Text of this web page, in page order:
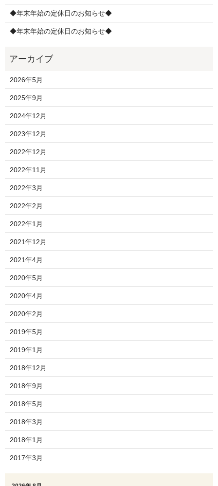
◆年末年始の定休日のお知らせ◆
◆年末年始の定休日のお知らせ◆
2026年5月
2025年9月
2024年12月
2023年12月
2022年12月
2022年11月
2022年3月
2022年2月
2022年1月
2021年12月
2021年4月
2020年5月
2020年4月
2020年2月
2019年5月
2019年1月
2018年12月
2018年9月
2018年5月
2018年3月
2018年1月
2017年3月